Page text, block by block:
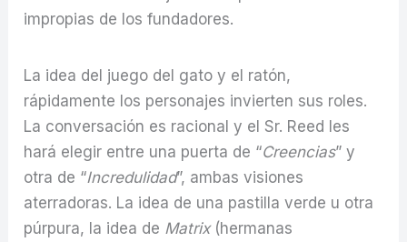
impropias de los fundadores.
La idea del juego del gato y el ratón,
rápidamente los personajes invierten sus roles.
La conversación es racional y el Sr. Reed les
hará elegir entre una puerta de “Creencias” y
otra de “Incredulidad”, ambas visiones
aterradoras. La idea de una pastilla verde u otra
púrpura, la idea de Matrix(hermanas